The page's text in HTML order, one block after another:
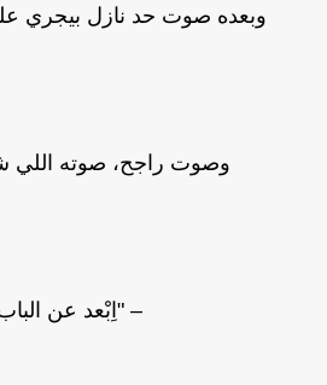
وبعده صوت حد نازل بيجري على
وصوت راجح، صوته اللي شقّ
– "اِبْعد عن